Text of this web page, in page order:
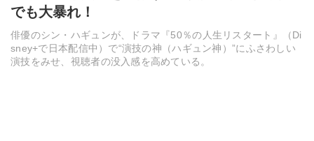
でも大暴れ！
俳優のシン・ハギュンが、ドラマ『50％の人生リスタート』（Di
sney+で日本配信中）で“演技の神（ハギュン神）”にふさわしい
演技をみせ、視聴者の没入感を高めている。